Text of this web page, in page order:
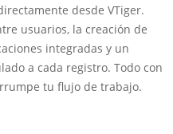
desde VTiger.
usuarios, la creación de
integradas y un
a cada registro. Todo con
tu flujo de trabajo.